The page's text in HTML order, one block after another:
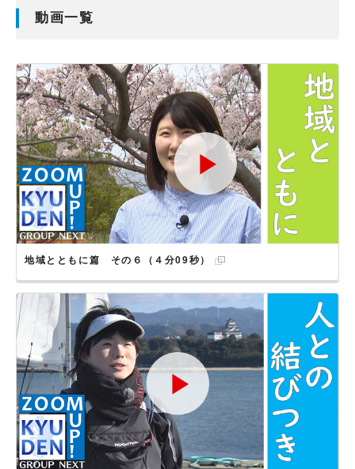
動画一覧
地域とともに篇 その６（４分09秒）